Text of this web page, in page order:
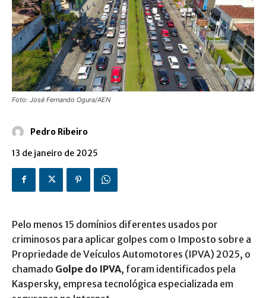
Foto: José Fernando Ogura/AEN
Pedro Ribeiro
13 de janeiro de 2025
Pelo menos 15 domínios diferentes usados por
criminosos para aplicar golpes com o Imposto sobre a
Propriedade de Veículos Automotores (IPVA) 2025, o
chamado Golpe do IPVA, foram identificados pela
Kaspersky, empresa tecnológica especializada em